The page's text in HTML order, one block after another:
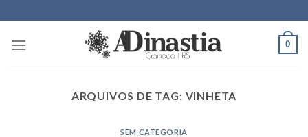
to
content
0
ARQUIVOS DE TAG: VINHETA
SEM CATEGORIA